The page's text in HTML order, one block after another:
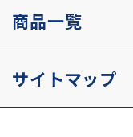
商品一覧
サイトマップ